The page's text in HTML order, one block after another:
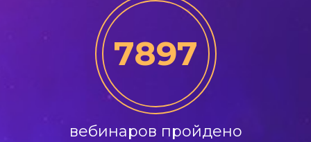
7897
вебинаров пройдено